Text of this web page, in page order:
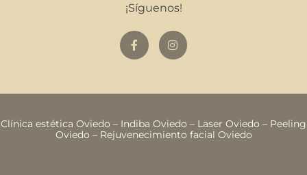
¡Síguenos!
Clínica estética Oviedo – Indiba Oviedo – Laser Oviedo – Peeling
Oviedo – Rejuvenecimiento facial Oviedo